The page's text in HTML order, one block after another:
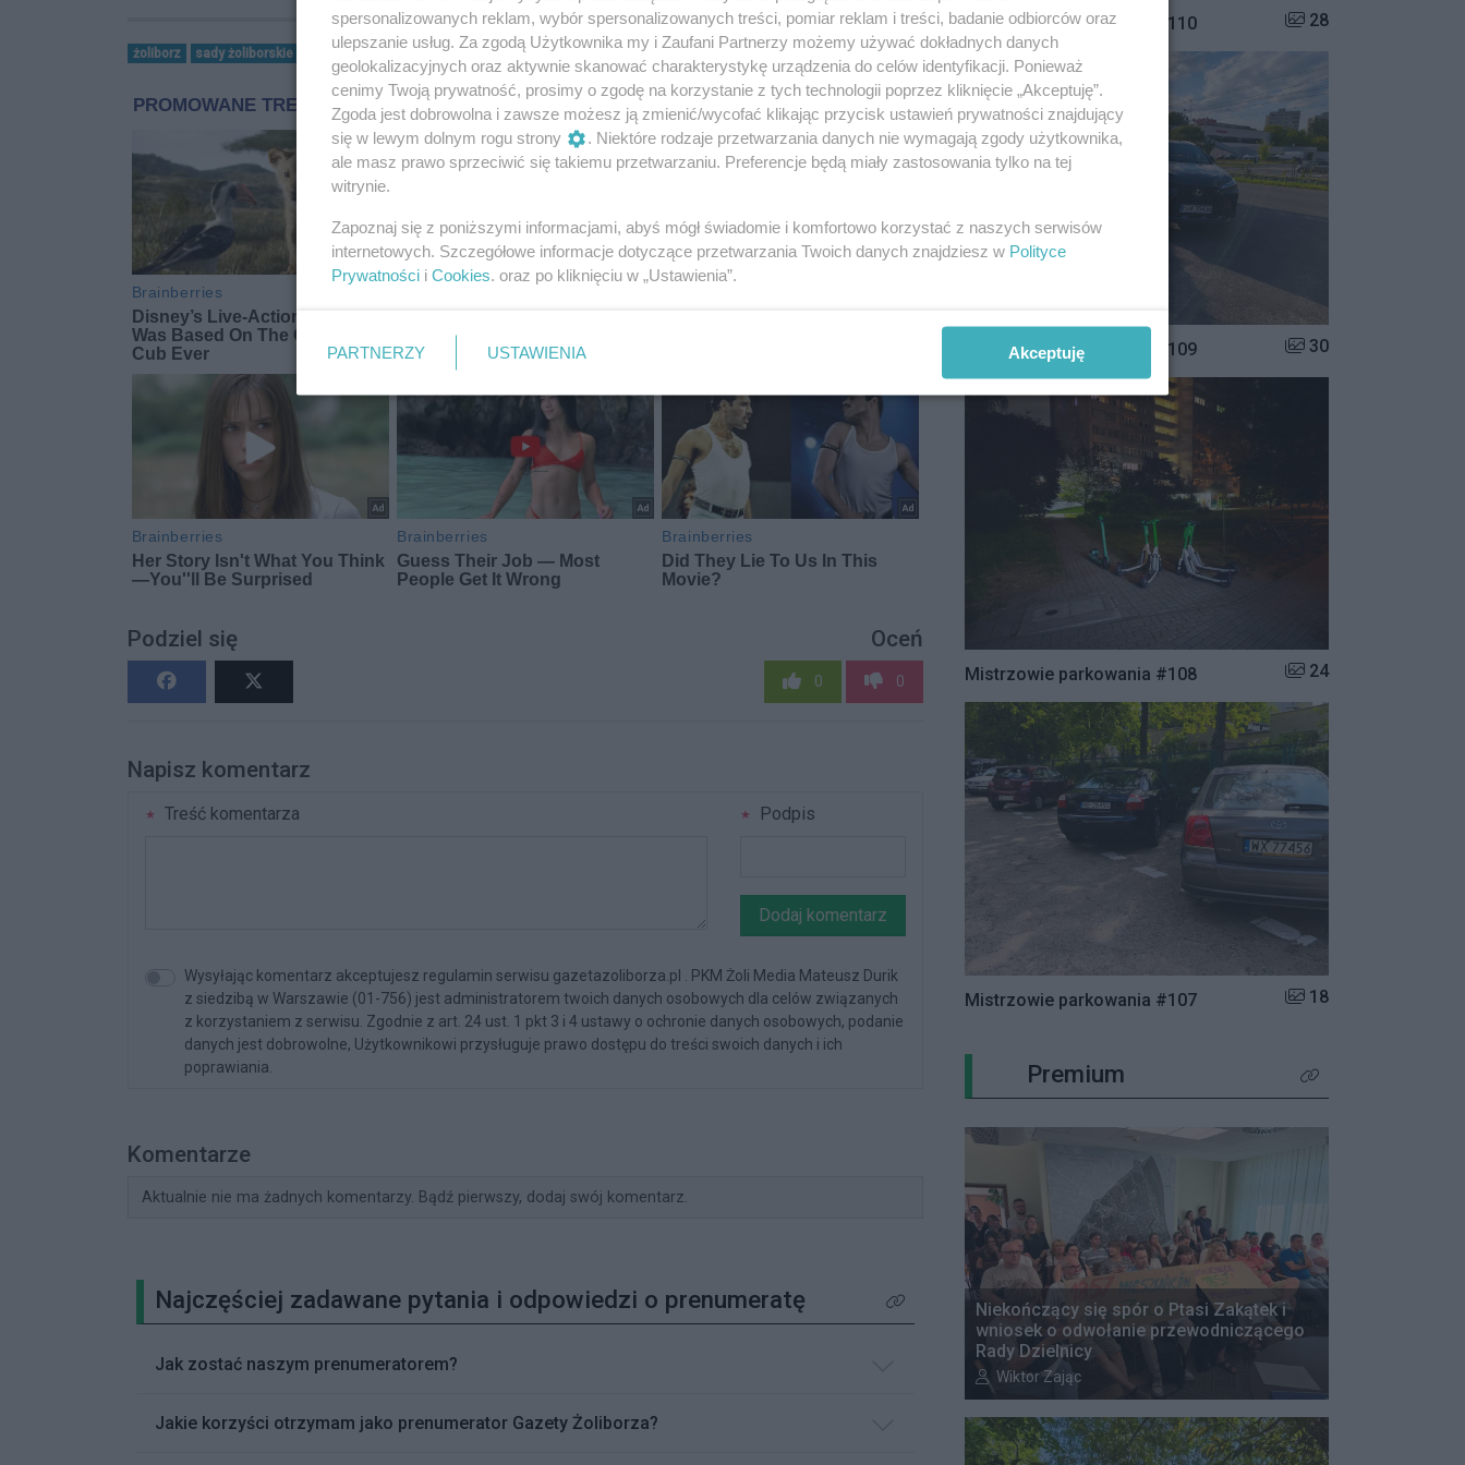
żoliborz sady żoliborskie żoliborz inwestycje
Podziel się Oceń
0 0
Napisz komentarz
Treść komentarza Podpis
Dodaj komentarz
Wysyłając komentarz akceptujesz regulamin serwisu gazetazoliborza.pl . PKM Żoli Media Mateusz Durik
z siedzibą w Warszawie (01-756) jest administratorem twoich danych osobowych dla celów związanych
z korzystaniem z serwisu. Zgodnie z art. 24 ust. 1 pkt 3 i 4 ustawy o ochronie danych osobowych, podanie
danych jest dobrowolne, Użytkownikowi przysługuje prawo dostępu do treści swoich danych i ich
poprawiania.
Komentarze
Aktualnie nie ma żadnych komentarzy. Bądź pierwszy, dodaj swój komentarz.
Najczęściej zadawane pytania i odpowiedzi o prenumeratę Kliknij aby zobaczyć więcej
Jak zostać naszym prenumeratorem?
Jakie korzyści otrzymam jako prenumerator Gazety Żoliborza?
Mistrzowie parkowania #110 Liczba zdjęć w galerii:
28
Mistrzowie parkowania #109 Liczba zdjęć w galerii:
30
Mistrzowie parkowania #108 Liczba zdjęć w galerii:
24
Mistrzowie parkowania #107 Liczba zdjęć w galerii:
18
Premium Kliknij aby zobaczyć
Niekończący się spór o Ptasi Zakątek i
wniosek o odwołanie przewodniczącego
Rady Dzielnicy
Autor artykułu:
Wiktor Zając
spersonalizowanych reklam, wybór spersonalizowanych treści, pomiar reklam i treści, badanie odbiorców oraz
ulepszanie usług. Za zgodą Użytkownika my i Zaufani Partnerzy możemy używać dokładnych danych
geolokalizacyjnych oraz aktywnie skanować charakterystykę urządzenia do celów identyfikacji. Ponieważ
cenimy Twoją prywatność, prosimy o zgodę na korzystanie z tych technologii poprzez kliknięcie „Akceptuję”.
Zgoda jest dobrowolna i zawsze możesz ją zmienić/wycofać klikając przycisk ustawień prywatności znajdujący
się w lewym dolnym rogu strony
. Niektóre rodzaje przetwarzania danych nie wymagają zgody użytkownika,
ale masz prawo sprzeciwić się takiemu przetwarzaniu. Preferencje będą miały zastosowania tylko na tej
witrynie.
Zapoznaj się z poniższymi informacjami, abyś mógł świadomie i komfortowo korzystać z naszych serwisów
internetowych. Szczegółowe informacje dotyczące przetwarzania Twoich danych znajdziesz w Polityce
Prywatności i Cookies. oraz po kliknięciu w „Ustawienia”.
PARTNERZY USTAWIENIA Akceptuję